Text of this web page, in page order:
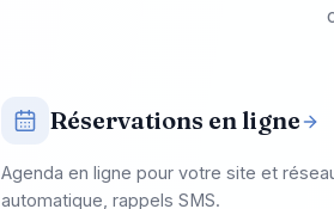
Réservations en ligne
Agenda en ligne pour votre site et
automatique, rappels SMS.